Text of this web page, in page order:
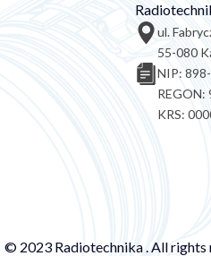
ul.
55-080
NIP:
REGON:
KRS:
© 2023 Radiotechnika . All rights